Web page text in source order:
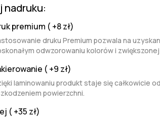
nadruku:
premium ( +8zł)
druku Premium pozwala na
odwzorowaniu kolorów i
( +9 zł)
laminowaniu produkt staje się całkowicie
powierzchni.
( +35 zł)